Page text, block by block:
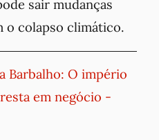
sair mudanças
o colapso climático.
Barbalho: O império
em negócio -